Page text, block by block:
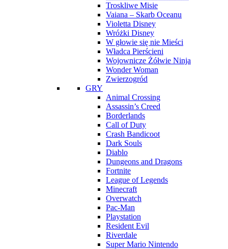
Troskliwe Misie
Vaiana – Skarb Oceanu
Violetta Disney
Wróżki Disney
W głowie się nie Mieści
Władca Pierścieni
Wojownicze Żółwie Ninja
Wonder Woman
Zwierzogród
GRY
Animal Crossing
Assassin’s Creed
Borderlands
Call of Duty
Crash Bandicoot
Dark Souls
Diablo
Dungeons and Dragons
Fortnite
League of Legends
Minecraft
Overwatch
Pac-Man
Playstation
Resident Evil
Riverdale
Super Mario Nintendo